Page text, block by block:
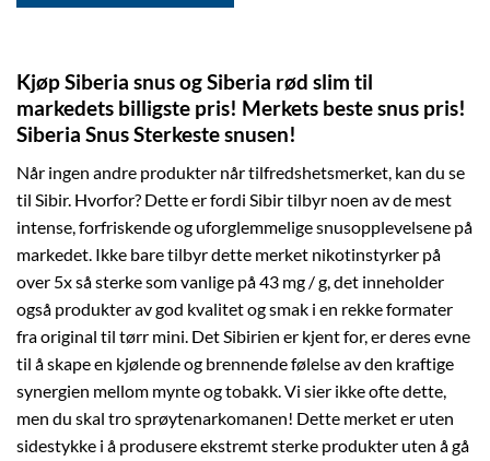
Kjøp Siberia snus og Siberia rød slim til
markedets billigste pris! Merkets beste snus pris!
Siberia Snus Sterkeste snusen!
Når ingen andre produkter når tilfredshetsmerket, kan du se
til Sibir. Hvorfor? Dette er fordi Sibir tilbyr noen av de mest
intense, forfriskende og uforglemmelige snusopplevelsene på
markedet. Ikke bare tilbyr dette merket nikotinstyrker på
over 5x så sterke som vanlige på 43 mg / g, det inneholder
også produkter av god kvalitet og smak i en rekke formater
fra original til tørr mini. Det Sibirien er kjent for, er deres evne
til å skape en kjølende og brennende følelse av den kraftige
synergien mellom mynte og tobakk. Vi sier ikke ofte dette,
men du skal tro sprøytenarkomanen! Dette merket er uten
sidestykke i å produsere ekstremt sterke produkter uten å gå